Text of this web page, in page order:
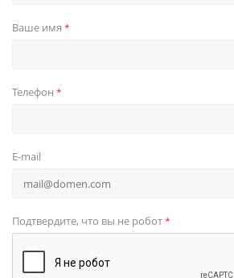
Ваше имя *
Телефон *
E-mail
Подтвердите, что вы не робот*